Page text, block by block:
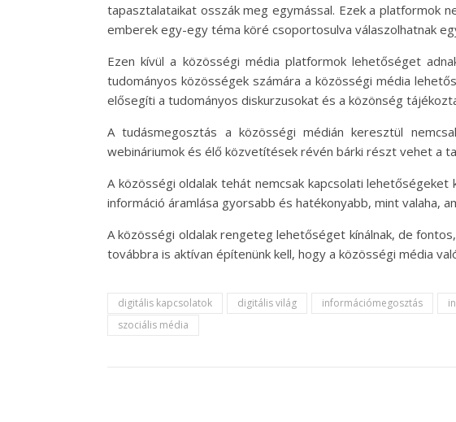
tapasztalataikat osszák meg egymással. Ezek a platformok
emberek egy-egy téma köré csoportosulva válaszolhatnak
Ezen kívül a közösségi média platformok lehetőséget
tudományos közösségek számára a közösségi média
elősegíti a tudományos diskurzusokat és a közönség
A tudásmegosztás a közösségi médián keresztül
webináriumok és élő közvetítések révén bárki részt vehet a
A közösségi oldalak tehát nemcsak kapcsolati
információ áramlása gyorsabb és hatékonyabb, mint valaha,
A közösségi oldalak rengeteg lehetőséget kínálnak, de
továbbra is aktívan építenünk kell, hogy a közösségi média
digitális kapcsolatok digitális világ információmegosztás
szociális média